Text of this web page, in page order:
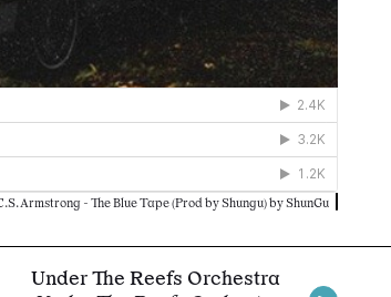
Armstrong - The Blue Tape (Prod by Shungu) by ShunGu
Under The Reefs Orchestra